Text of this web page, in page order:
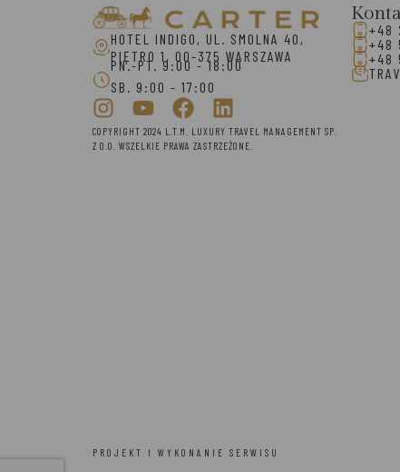
HOTEL INDIGO, UL. SMOLNA 40,
PIĘTRO 1, 00-375 WARSZAWA
PN.-PT. 9:00 - 18:00
SB. 9:00 - 17:00
COPYRIGHT 2024 L.T.M. LUXURY TRAVEL MANAGEMENT SP.
Z O.O. WSZELKIE PRAWA ZASTRZEŻONE.
+48
+48
+48
PROJEKT I WYKONANIE SERWISU